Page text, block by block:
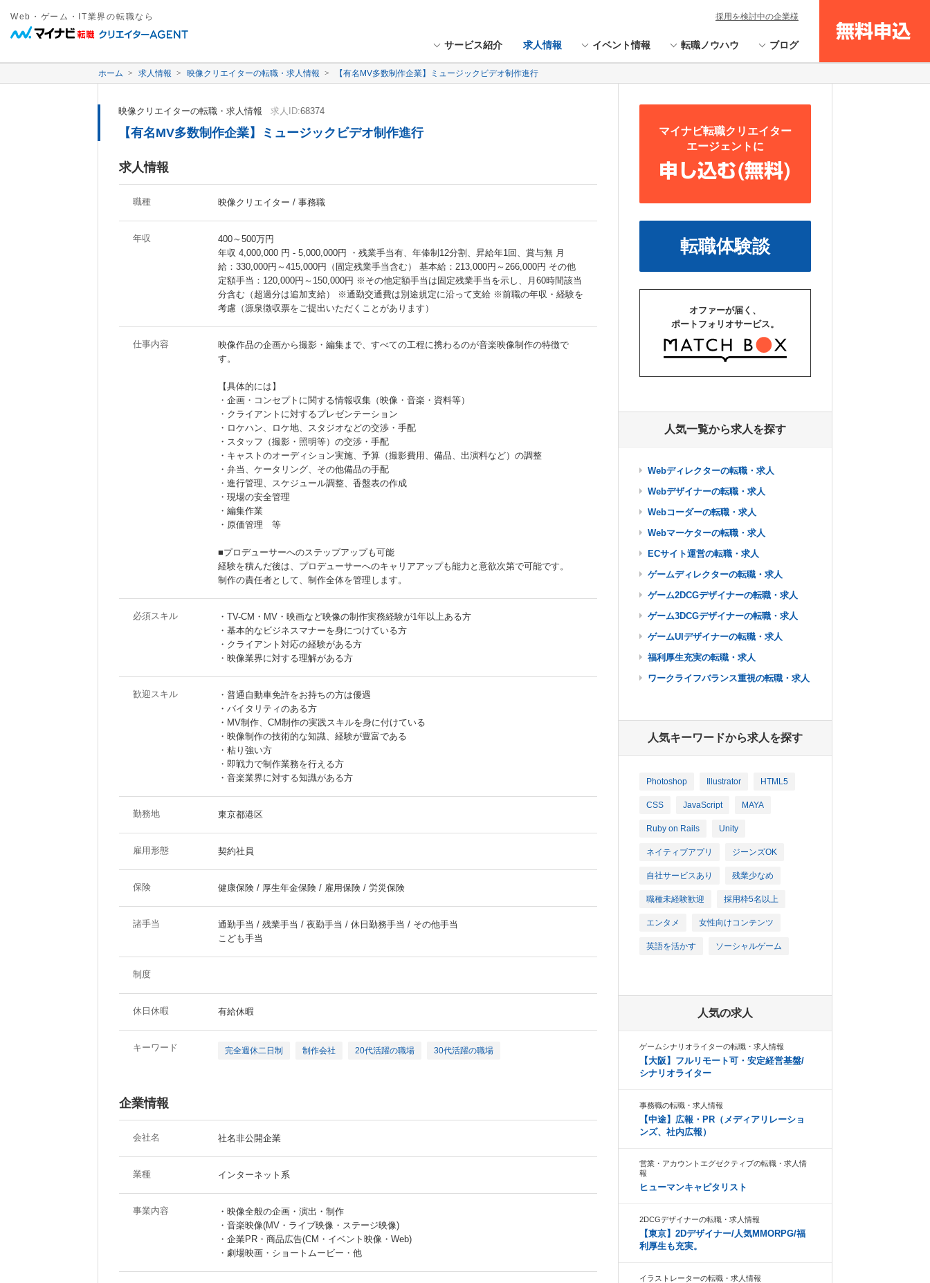
Web・ゲーム・IT業界の転職なら
サービス紹介 求人情報 イベント情報 転職ノウハウ ブログ
無料申込
採用を検討中の企業様
ホーム 求人情報 映像クリエイターの転職・求人情報 【有名MV多数制作企業】ミュージックビデオ制作進行
映像クリエイターの転職・求人情報 求人ID:68374
【有名MV多数制作企業】ミュージックビデオ制作進行
求人情報
職種 映像クリエイター / 事務職
年収
400～500万円
年収 4,000,000 円 - 5,000,000円 ・残業手当有、年俸制12分割、昇給年1回、賞与無 月
給：330,000円～415,000円（固定残業手当含む） 基本給：213,000円～266,000円 その他
定額手当：120,000円～150,000円 ※その他定額手当は固定残業手当を示し、月60時間該当
分含む（超過分は追加支給） ※通勤交通費は別途規定に沿って支給 ※前職の年収・経験を
考慮（源泉徴収票をご提出いただくことがあります）
仕事内容
映像作品の企画から撮影・編集まで、すべての工程に携わるのが音楽映像制作の特徴で
す。
【具体的には】
・企画・コンセプトに関する情報収集（映像・音楽・資料等）
・クライアントに対するプレゼンテーション
・ロケハン、ロケ地、スタジオなどの交渉・手配
・スタッフ（撮影・照明等）の交渉・手配
・キャストのオーディション実施、予算（撮影費用、備品、出演料など）の調整
・弁当、ケータリング、その他備品の手配
・進行管理、スケジュール調整、香盤表の作成
・現場の安全管理
・編集作業
・原価管理 等
■プロデューサーへのステップアップも可能
経験を積んだ後は、プロデューサーへのキャリアアップも能力と意欲次第で可能です。
制作の責任者として、制作全体を管理します。
必須スキル
・TV-CM・MV・映画など映像の制作実務経験が1年以上ある方
・基本的なビジネスマナーを身につけている方
・クライアント対応の経験がある方
・映像業界に対する理解がある方
歓迎スキル
・普通自動車免許をお持ちの方は優遇
・バイタリティのある方
・MV制作、CM制作の実践スキルを身に付けている
・映像制作の技術的な知識、経験が豊富である
・粘り強い方
・即戦力で制作業務を行える方
・音楽業界に対する知識がある方
勤務地 東京都港区
雇用形態 契約社員
保険 健康保険 / 厚生年金保険 / 雇用保険 / 労災保険
諸手当
通勤手当 / 残業手当 / 夜勤手当 / 休日勤務手当 / その他手当
こども手当
制度
休日休暇 有給休暇
キーワード 完全週休二日制 制作会社 20代活躍の職場 30代活躍の職場
企業情報
会社名 社名非公開企業
業種 インターネット系
事業内容
・映像全般の企画・演出・制作
・音楽映像(MV・ライブ映像・ステージ映像)
・企業PR・商品広告(CM・イベント映像・Web)
・劇場映画・ショートムービー・他
マイナビ転職クリエイター
エージェントに
申し込む(無料)
転職体験談
オファーが届く、
ポートフォリオサービス。
人気一覧から求人を探す
Webディレクターの転職・求人
Webデザイナーの転職・求人
Webコーダーの転職・求人
Webマーケターの転職・求人
ECサイト運営の転職・求人
ゲームディレクターの転職・求人
ゲーム2DCGデザイナーの転職・求人
ゲーム3DCGデザイナーの転職・求人
ゲームUIデザイナーの転職・求人
福利厚生充実の転職・求人
ワークライフバランス重視の転職・求人
人気キーワードから求人を探す
Photoshop Illustrator HTML5
CSS JavaScript MAYA
Ruby on Rails Unity
ネイティブアプリ ジーンズOK
自社サービスあり 残業少なめ
職種未経験歓迎 採用枠5名以上
エンタメ 女性向けコンテンツ
英語を活かす ソーシャルゲーム
人気の求人
ゲームシナリオライターの転職・求人情報
【大阪】フルリモート可・安定経営基盤/
シナリオライター
事務職の転職・求人情報
【中途】広報・PR（メディアリレーショ
ンズ、社内広報）
営業・アカウントエグゼクティブの転職・求人情
報
ヒューマンキャピタリスト
2DCGデザイナーの転職・求人情報
【東京】2Dデザイナー/人気MMORPG/福
利厚生も充実。
イラストレーターの転職・求人情報